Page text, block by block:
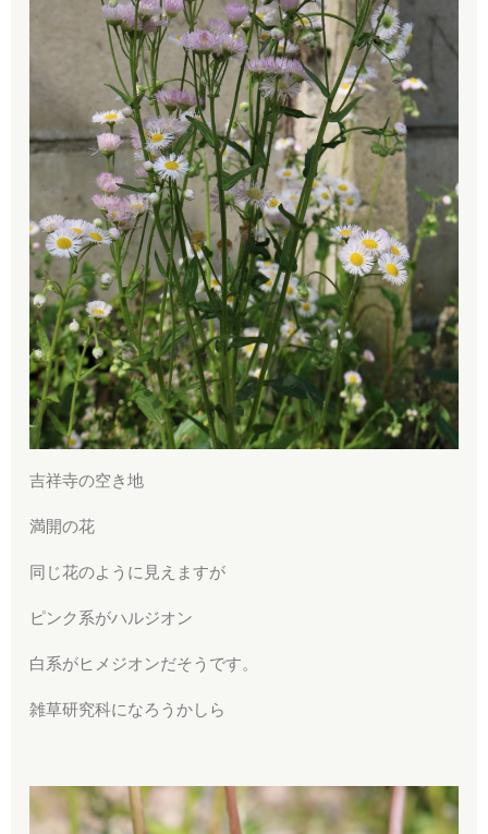
吉祥寺の空き地
満開の花
同じ花のように見えますが
ピンク系がハルジオン
白系がヒメジオンだそうです。
雑草研究科になろうかしら